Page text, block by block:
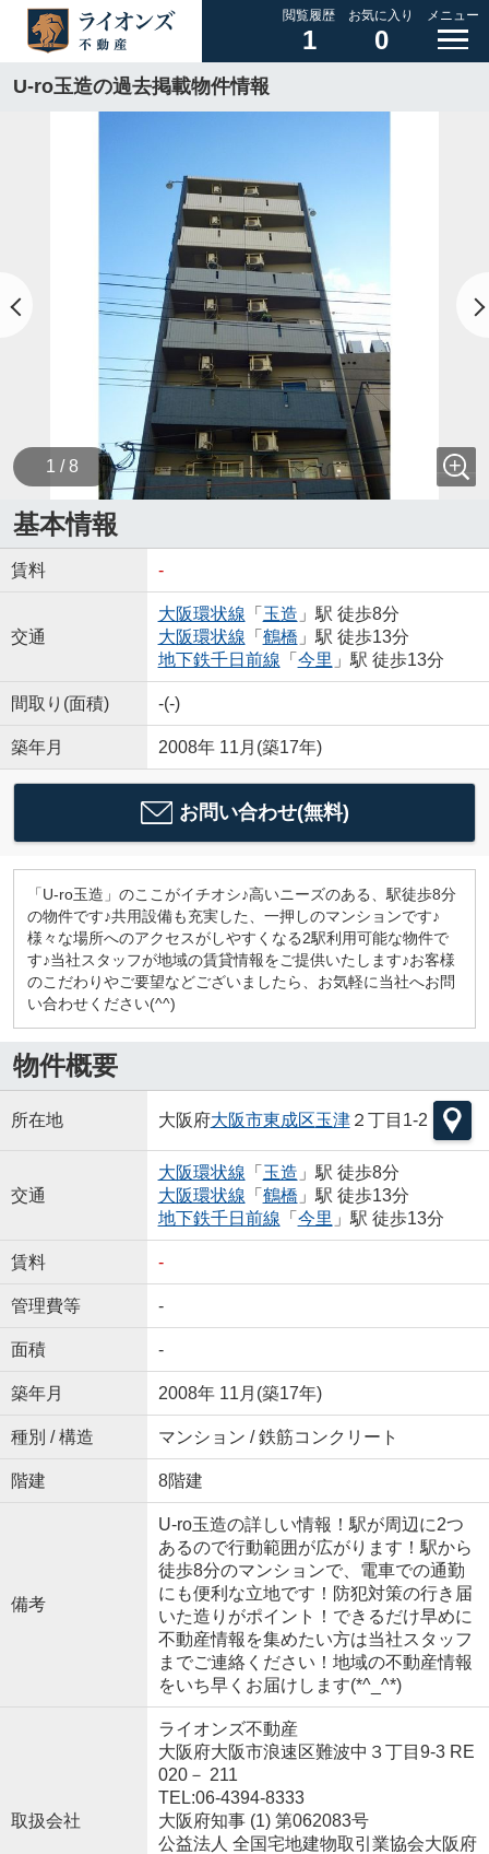
閲覧履歴
1
お気に入り
0
メニュー
U-ro玉造の過去掲載物件情報
1 / 8
基本情報
賃料 -
交通
大阪環状線 「 玉造 」駅 徒歩8分
大阪環状線 「 鶴橋 」駅 徒歩13分
地下鉄千日前線 「 今里 」駅 徒歩13分
間取り(面積) -(-)
築年月 2008年 11月(築17年)
お問い合わせ(無料)
「U-ro玉造」のここがイチオシ♪高いニーズのある、駅徒歩8分
の物件です♪共用設備も充実した、一押しのマンションです♪
様々な場所へのアクセスがしやすくなる2駅利用可能な物件で
す♪当社スタッフが地域の賃貸情報をご提供いたします♪お客様
のこだわりやご要望などございましたら、お気軽に当社へお問
い合わせください(^^)
物件概要
所在地 大阪府大阪市東成区玉津２丁目1-2
交通
大阪環状線 「 玉造 」駅 徒歩8分
大阪環状線 「 鶴橋 」駅 徒歩13分
地下鉄千日前線 「 今里 」駅 徒歩13分
賃料 -
管理費等 -
面積 -
築年月 2008年 11月(築17年)
種別 / 構造 マンション / 鉄筋コンクリート
階建 8階建
備考
U-ro玉造の詳しい情報！駅が周辺に2つ
あるので行動範囲が広がります！駅から
徒歩8分のマンションで、電車での通勤
にも便利な立地です！防犯対策の行き届
いた造りがポイント！できるだけ早めに
不動産情報を集めたい方は当社スタッフ
までご連絡ください！地域の不動産情報
をいち早くお届けします(*^_^*)
取扱会社
ライオンズ不動産
大阪府大阪市浪速区難波中３丁目9-3 RE
020－ 211
TEL:06-4394-8333
大阪府知事 (1) 第062083号
公益法人 全国宅地建物取引業協会大阪府